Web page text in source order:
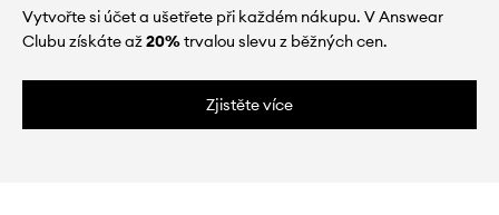
Vytvořte si účet a ušetřete při každém nákupu. V Answear
Clubu získáte až20%trvalou slevu z běžných cen.
Zjistěte více